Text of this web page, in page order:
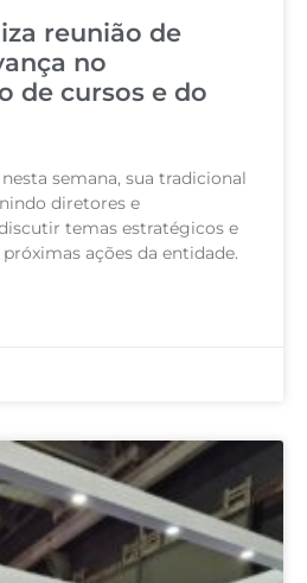
reunião de
no
de cursos e do
semana, sua tradicional
diretores e
temas estratégicos e
ações da entidade.